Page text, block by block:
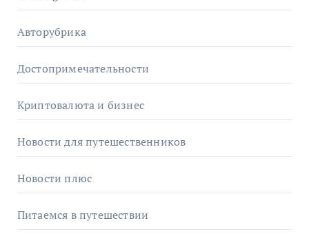
Авторубрика
Достопримечательности
Криптовалюта и бизнес
Новости для путешественников
Новости плюс
Питаемся в путешествии